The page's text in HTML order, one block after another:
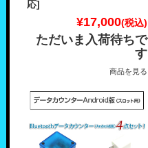
応]
¥17,000(税込)
ただいま入荷待ちで
す
商品を見る